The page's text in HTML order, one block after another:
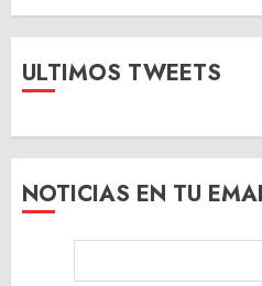
ULTIMOS TWEETS
NOTICIAS EN TU